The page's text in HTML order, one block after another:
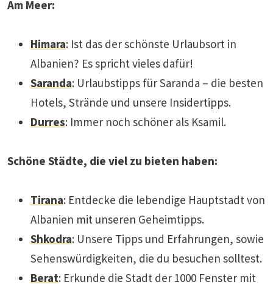
Am Meer:
Himara: Ist das der schönste Urlaubsort in
Albanien? Es spricht vieles dafür!
Saranda: Urlaubstipps für Saranda – die besten
Hotels, Strände und unsere Insidertipps.
Durres: Immer noch schöner als Ksamil.
Schöne Städte, die viel zu bieten haben:
Tirana: Entdecke die lebendige Hauptstadt von
Albanien mit unseren Geheimtipps.
Shkodra: Unsere Tipps und Erfahrungen, sowie
Sehenswürdigkeiten, die du besuchen solltest.
Berat: Erkunde die Stadt der 1000 Fenster mit